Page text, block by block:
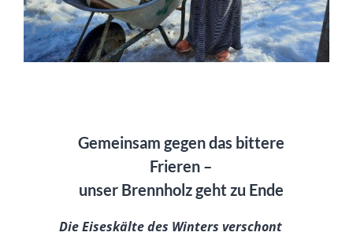
Gemeinsam gegen das bittere
Frieren –
unser Brennholz geht zu Ende
Die Eiseskälte des Winters verschont